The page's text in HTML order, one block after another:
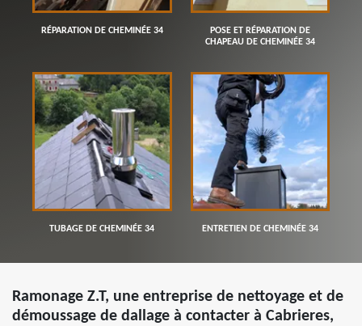
RÉPARATION DE CHEMINÉE 34
POSE ET RÉPARATION DE
CHAPEAU DE CHEMINÉE 34
TUBAGE DE CHEMINÉE 34 ENTRETIEN DE CHEMINÉE 34
Ramonage Z.T, une entreprise de nettoyage et de
démoussage de dallage à contacter à Cabrieres,